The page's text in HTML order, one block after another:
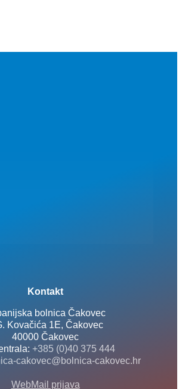
Kontakt
bolnica Čakovec
Kovačića 1E, Čakovec
40000 Čakovec
+385 (0)40 375 444
cakovec@bolnica-cakovec.hr
WebMail prijava